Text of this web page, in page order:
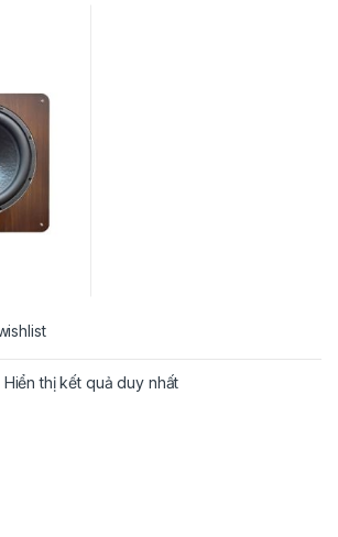
Hiển thị kết quả duy nhất